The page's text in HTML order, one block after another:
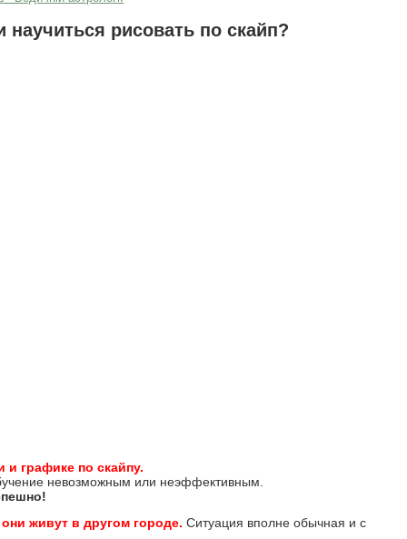
рисовать по скайп?
и графике по скайпу.
невозможным или неэффективным.
живут в другом городе. Ситуация вполне обычная и с